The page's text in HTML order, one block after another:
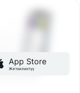
App Store
Жеткиликтүү